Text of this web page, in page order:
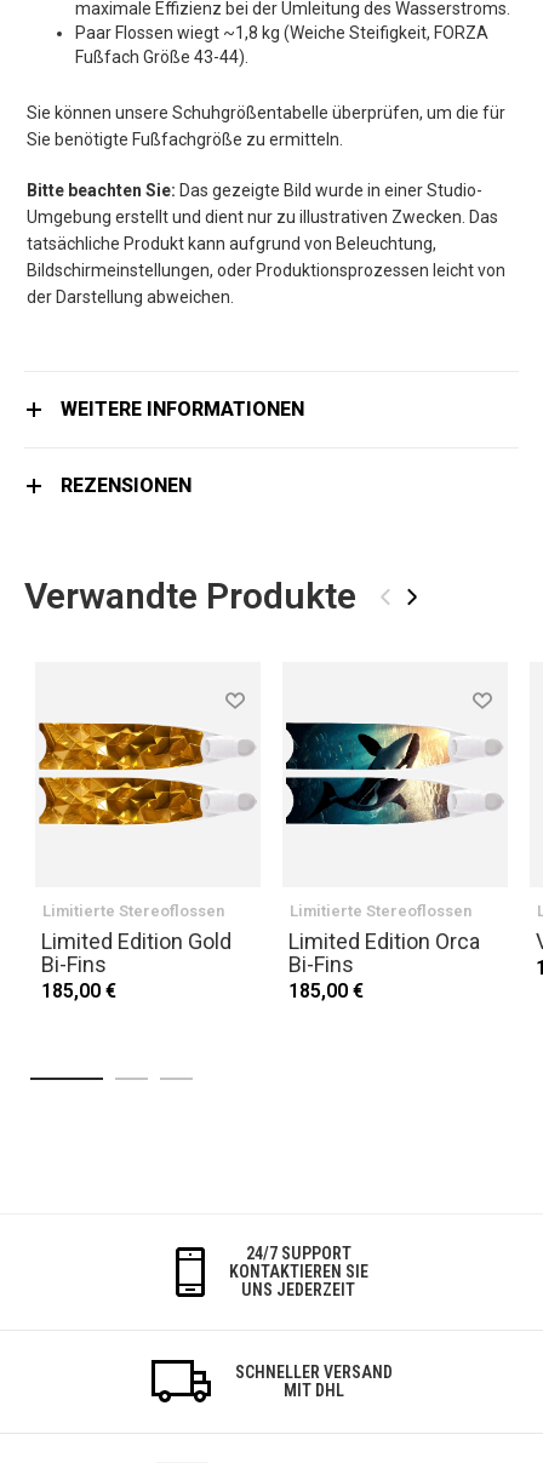
maximale Effizienz bei der Umleitung des Wasserstroms.
Paar Flossen wiegt ~1,8 kg (Weiche Steifigkeit, FORZA
Fußfach Größe 43-44).
Sie können unsere Schuhgrößentabelle überprüfen, um die für
Sie benötigte Fußfachgröße zu ermitteln.
Bitte beachten Sie: Das gezeigte Bild wurde in einer Studio-
Umgebung erstellt und dient nur zu illustrativen Zwecken. Das
tatsächliche Produkt kann aufgrund von Beleuchtung,
Bildschirmeinstellungen, oder Produktionsprozessen leicht von
der Darstellung abweichen.
WEITERE INFORMATIONEN
REZENSIONEN
Verwandte Produkte ‹ ›
Limitierte Stereoflossen
Limited Edition Gold
Bi-Fins
185,00 €
Limitierte Stereoflossen
Limited Edition Orca
Bi-Fins
185,00 €
24/7 SUPPORT
KONTAKTIEREN SIE
UNS JEDERZEIT
SCHNELLER VERSAND
MIT DHL